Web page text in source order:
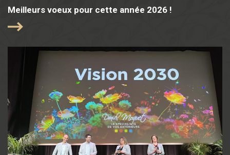
Meilleurs voeux pour cette année 2026 !